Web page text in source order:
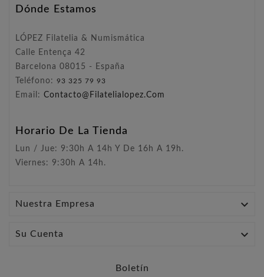
Dónde Estamos
LÓPEZ Filatelia & Numismática
Calle Entença 42
Barcelona 08015 - España
Teléfono: 93 325 79 93
Email: Contacto@filatelialopez.com
Horario De La Tienda
Lun / Jue: 9:30h A 14h Y De 16h A 19h.
Viernes: 9:30h A 14h.
Nuestra Empresa 
Su Cuenta 
Boletín